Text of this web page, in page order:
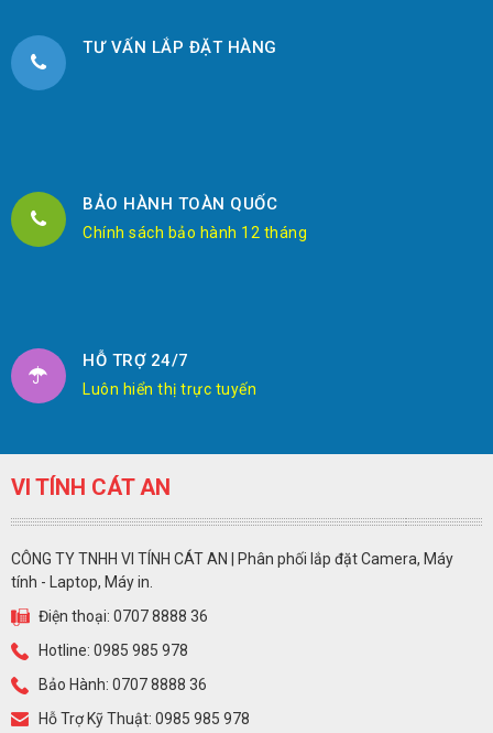
TƯ VẤN LẮP ĐẶT HÀNG
BẢO HÀNH TOÀN QUỐC
Chính sách bảo hành 12 tháng
HỖ TRỢ 24/7
Luôn hiển thị trực tuyến
VI TÍNH CÁT AN
CÔNG TY TNHH VI TÍNH CÁT AN | Phân phối lắp đặt Camera, Máy
tính - Laptop, Máy in.
Điện thoại: 0707 8888 36
Hotline: 0985 985 978
Bảo Hành: 0707 8888 36
Hỗ Trợ Kỹ Thuật: 0985 985 978